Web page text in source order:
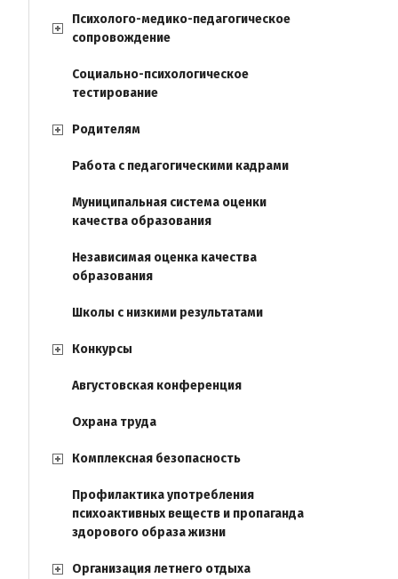
Психолого-медико-педагогическое
сопровождение
Социально-психологическое
тестирование
Родителям
Работа с педагогическими кадрами
Муниципальная система оценки
качества образования
Независимая оценка качества
образования
Школы с низкими результатами
Конкурсы
Августовская конференция
Охрана труда
Комплексная безопасность
Профилактика употребления
психоактивных веществ и пропаганда
здорового образа жизни
Организация летнего отдыха